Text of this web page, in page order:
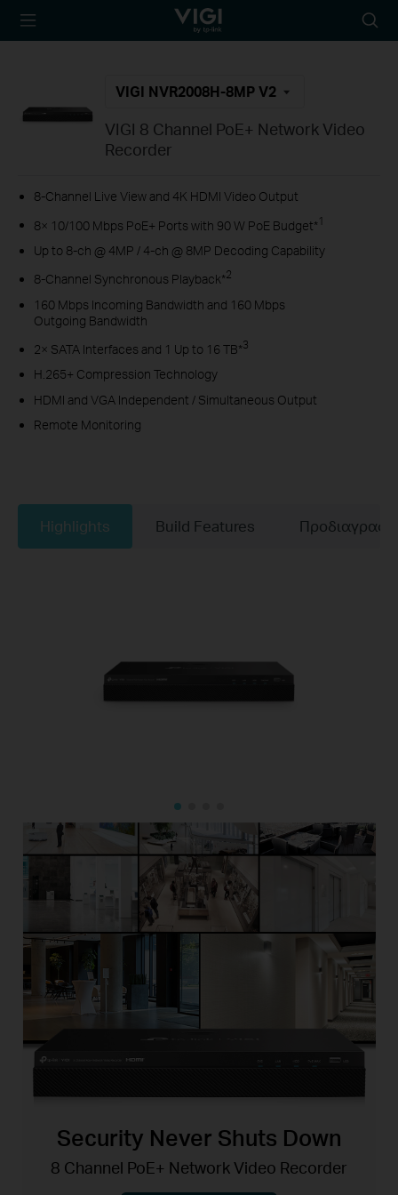
TP-Link, Reliably
icon
VIGI NVR2008H-8MP V2
VIGI 8 Channel PoE+ Network Video
Recorder
8-Channel Live View and 4K HDMI Video Output
8× 10/100 Mbps PoE+ Ports with 90 W PoE Budget* 1
Up to 8-ch @ 4MP / 4-ch @ 8MP Decoding Capability
8-Channel Synchronous Playback*2
160 Mbps Incoming Bandwidth and 160 Mbps
Outgoing Bandwidth
2× SATA Interfaces and 1 Up to 16 TB*3
H.265+ Compression Technology
HDMI and VGA Independent / Simultaneous Output
Remote Monitoring
Highlights Build Features
Security Never Shuts Down
8 Channel PoE+ Network Video Recorder